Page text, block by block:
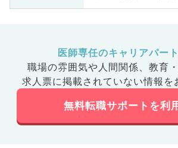
医師専任のキャリアパー
職場の雰囲気や人間関係、 教育
求人票に掲載されていない情報を
無料転職サポートを利